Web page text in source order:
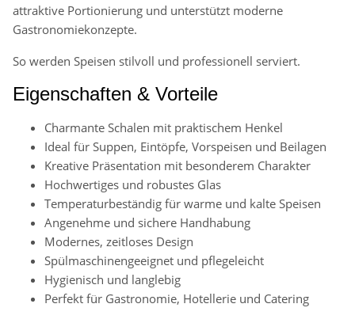
attraktive Portionierung und unterstützt moderne
Gastronomiekonzepte.
So werden Speisen stilvoll und professionell serviert.
Eigenschaften & Vorteile
Charmante Schalen mit praktischem Henkel
Ideal für Suppen, Eintöpfe, Vorspeisen und Beilagen
Kreative Präsentation mit besonderem Charakter
Hochwertiges und robustes Glas
Temperaturbeständig für warme und kalte Speisen
Angenehme und sichere Handhabung
Modernes, zeitloses Design
Spülmaschinengeeignet und pflegeleicht
Hygienisch und langlebig
Perfekt für Gastronomie, Hotellerie und Catering